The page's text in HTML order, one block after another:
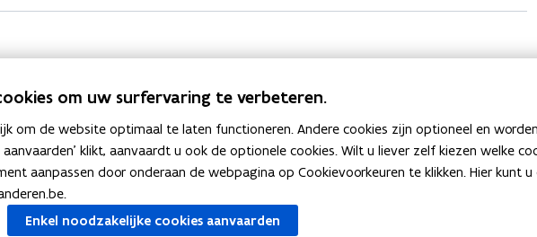
vakantie
K
o
om uw surfervaring te verbeteren.
om de website optimaal te laten functioneren. Andere cookies zijn optioneel en
klikt, aanvaardt u ook de optionele cookies. Wilt u liever zelf kiezen welke
aanpassen door onderaan de webpagina op Cookievoorkeuren te klikken. Hier kunt
Enkel noodzakelijke cookies aanvaarden